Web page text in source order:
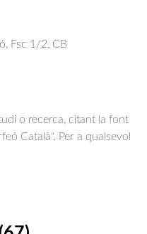
Fsc 1/2, CB
o recerca, citant la font
Català". Per a qualsevol